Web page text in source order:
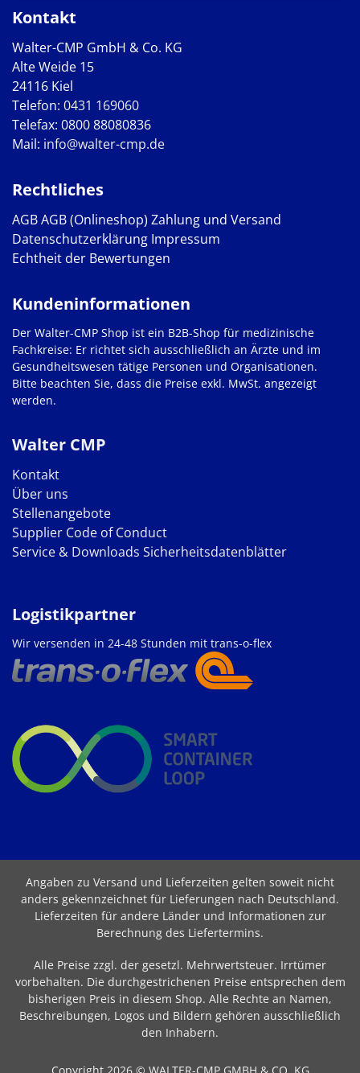
Kontakt
Walter-CMP GmbH & Co. KG
Alte Weide 15
24116 Kiel
Telefon: 0431 169060
Telefax: 0800 88080836
Mail: info@walter-cmp.de
Rechtliches
AGBAGB (Onlineshop) Zahlung und Versand
Datenschutzerklärung Impressum
Echtheit der Bewertungen
Walter CMP
Kontakt
Über uns
Stellenangebote
Supplier Code of Conduct
Service & Downloads Sicherheitsdatenblätter
Kundeninformationen
Der Walter-CMP Shop ist ein B2B-Shop für medizinische
Fachkreise: Er richtet sich ausschließlich an Ärzte und im
Gesundheitswesen tätige Personen und Organisationen.
Bitte beachten Sie, dass die Preise exkl. MwSt. angezeigt
werden.
Logistikpartner
Wir versenden in 24-48 Stunden mit trans-o-flex
Angaben zu Versand und Lieferzeiten gelten soweit nicht
anders gekennzeichnet für Lieferungen nach Deutschland.
Lieferzeiten für andere Länder und Informationen zur
Berechnung des Liefertermins.
Alle Preise zzgl. der gesetzl. Mehrwertsteuer. Irrtümer
vorbehalten. Die durchgestrichenen Preise entsprechen dem
bisherigen Preis in diesem Shop. Alle Rechte an Namen,
Beschreibungen, Logos und Bildern gehören ausschließlich
den Inhabern.